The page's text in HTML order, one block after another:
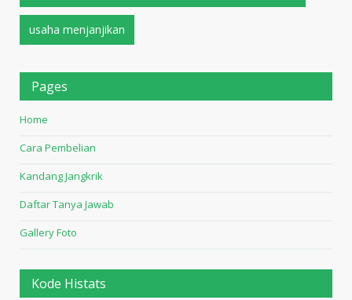
usaha menjanjikan
Pages
Home
Cara Pembelian
Kandang Jangkrik
Daftar Tanya Jawab
Gallery Foto
Kode Histats